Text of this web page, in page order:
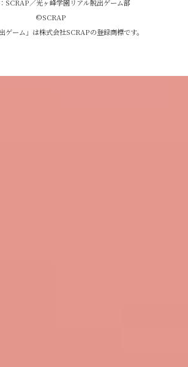
SCRAP／光ヶ峰学園リアル脱出ゲーム部
©︎SCRAP
ゲーム」は株式会社SCRAPの登録商標です。